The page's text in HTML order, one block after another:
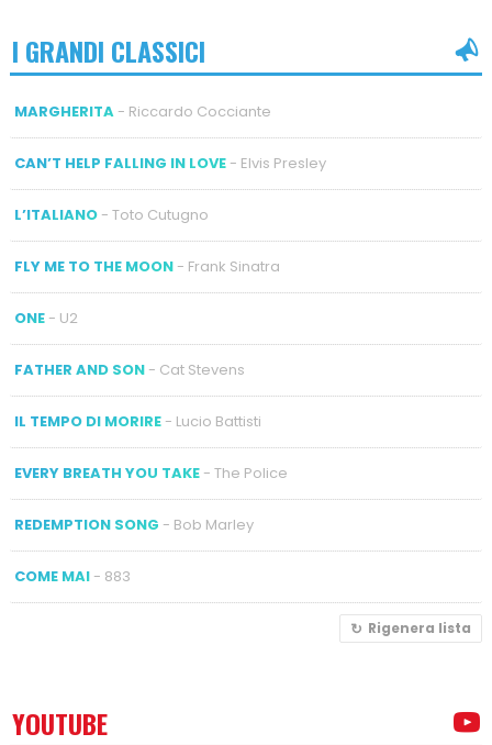
I GRANDI CLASSICI
MARGHERITA- Riccardo Cocciante
CAN’T HELP FALLING IN LOVE- Elvis Presley
L’ITALIANO- Toto Cutugno
FLY ME TO THE MOON- Frank Sinatra
ONE- U2
FATHER AND SON- Cat Stevens
IL TEMPO DI MORIRE- Lucio Battisti
EVERY BREATH YOU TAKE- The Police
REDEMPTION SONG - Bob Marley
COME MAI- 883
Rigenera lista
YOUTUBE